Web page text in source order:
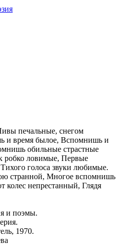
печальные, снегом
и время былое, Вспомнишь и
обильные страстные
робко ловимые, Первые
голоса звуки любимые.
странной, Многое вспомнишь
колес непрестанный, Глядя
и поэмы.
1970.